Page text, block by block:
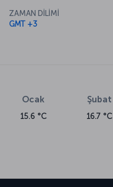
ZAMAN DİLİMİ
GMT +3
Ocak
15.6 °C
Şubat
16.7 °C